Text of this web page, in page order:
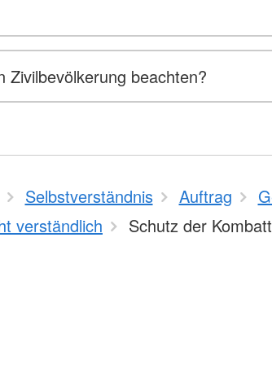
beachten?
Selbstverständnis Auftrag
verständlich Schutz der